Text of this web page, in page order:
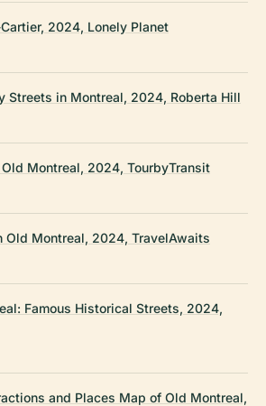
2024, Lonely Planet
Streets in Montreal, 2024, Roberta Hill
Montreal, 2024, TourbyTransit
Old Montreal, 2024, TravelAwaits
Famous Historical Streets, 2024,
and Places Map of Old Montreal,